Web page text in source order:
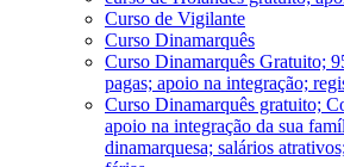
Curso de Vigilante
Curso Dinamarquês
Curso Dinamarquês Gratuito;
pagas; apoio na integração;
Curso Dinamarquês gratuito;
apoio na integração da sua
dinamarquesa; salários